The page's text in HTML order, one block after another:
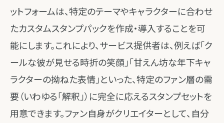
ットフォームは、特定のテーマやキャラクターに合わせ
たカスタムスタンプパックを作成・導入することを可
能にします。これにより、サービス提供者は、例えば「ク
ールな彼が見せる時折の笑顔」「甘えん坊な年下キャ
ラクターの拗ねた表情」といった、特定のファン層の需
要（いわゆる「解釈」）に完全に応えるスタンプセットを
用意できます。ファン自身がクリエイターとして、自分